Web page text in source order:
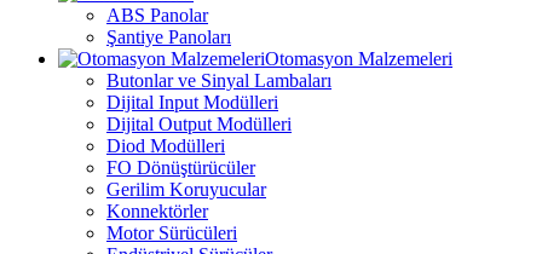
ABS Panolar
Şantiye Panoları
Otomasyon Malzemeleri
Butonlar ve Sinyal Lambaları
Dijital Input Modülleri
Dijital Output Modülleri
Diod Modülleri
FO Dönüştürücüler
Gerilim Koruyucular
Konnektörler
Motor Sürücüleri